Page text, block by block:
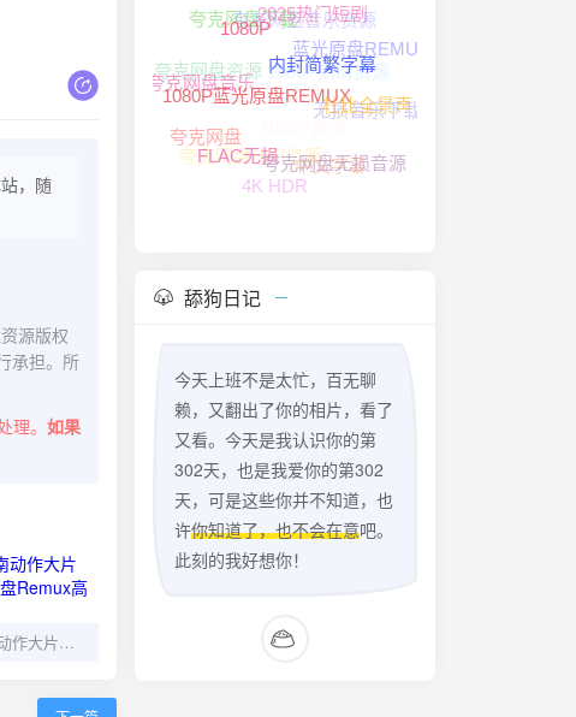
，随
源版权
承担。所
理。 如果
皮尔斯·布鲁斯南动作大片《异类》1080p原盘Remux高清中文字幕版
夸克网盘无损音乐
夸克网盘资源
夸克网盘下载
夸克网盘音乐资源
1080P高清资源
1080P高清
夸克网盘HIFI资源
夸克网盘
夸克网盘音乐
1080P
2025热门短剧
蓝光原盘REMUX
无损音乐下载
中文字幕
4K HDR
FLAC无损
1080P蓝光原盘REMUX
内封简繁字幕
杜比全景声
夸克网盘无损音源
舔狗日记
今天上班不是太忙，百无聊
赖，又翻出了你的相片，看了
又看。今天是我认识你的第
302天，也是我爱你的第302
天，可是这些你并不知道，也
许你知道了，也不会在意吧。
此刻的我好想你！